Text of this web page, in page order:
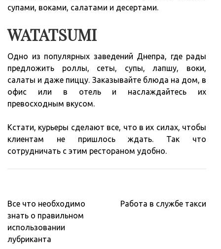
супами, воками, салатами и десертами.
WATATSUMI
Одно из популярных заведений Днепра, где рады
предложить роллы, сеты, супы, лапшу, воки,
салаты и даже пиццу. Заказывайте блюда на дом, в
офис или в отель и наслаждайтесь их
превосходным вкусом.
Кстати, курьеры сделают все, что в их силах, чтобы
клиентам не пришлось ждать. Так что
сотрудничать с этим рестораном удобно.
Навигация
по
записям
Все что необходимо
знать о правильном
использовании
лубриканта
Работа в службе такси